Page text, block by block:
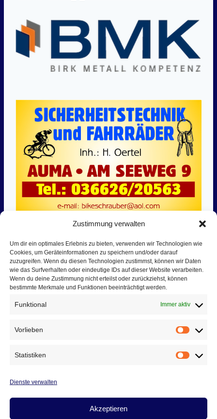
Zustimmung verwalten
Um dir ein optimales Erlebnis zu bieten, verwenden wir Technologien wie
Cookies, um Geräteinformationen zu speichern und/oder darauf
zuzugreifen. Wenn du diesen Technologien zustimmst, können wir Daten
wie das Surfverhalten oder eindeutige IDs auf dieser Website verarbeiten.
Wenn du deine Zustimmung nicht erteilst oder zurückziehst, können
bestimmte Merkmale und Funktionen beeinträchtigt werden.
Funktional Immer aktiv
Vorlieben
Statistiken
Dienste verwalten
Akzeptieren